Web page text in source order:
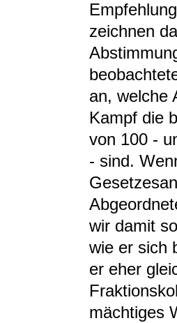
zeichnen
an, welche
Kampf die
von 100 -
- sind.
wir damit
wie er sich
er eher
mächtiges